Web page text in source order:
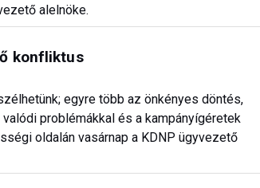
alelnöke.
konfliktus
egyre több az önkényes döntés,
problémákkal és a kampányígéretek
oldalán vasárnap a KDNP ügyvezető